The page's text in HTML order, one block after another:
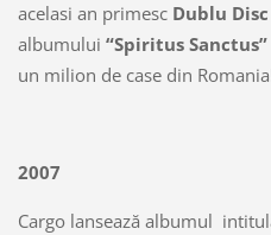
acelasi an primesc Dublu
albumului “Spiritus Sanctus”
un milion de case din
2007
Cargo lansează albumul